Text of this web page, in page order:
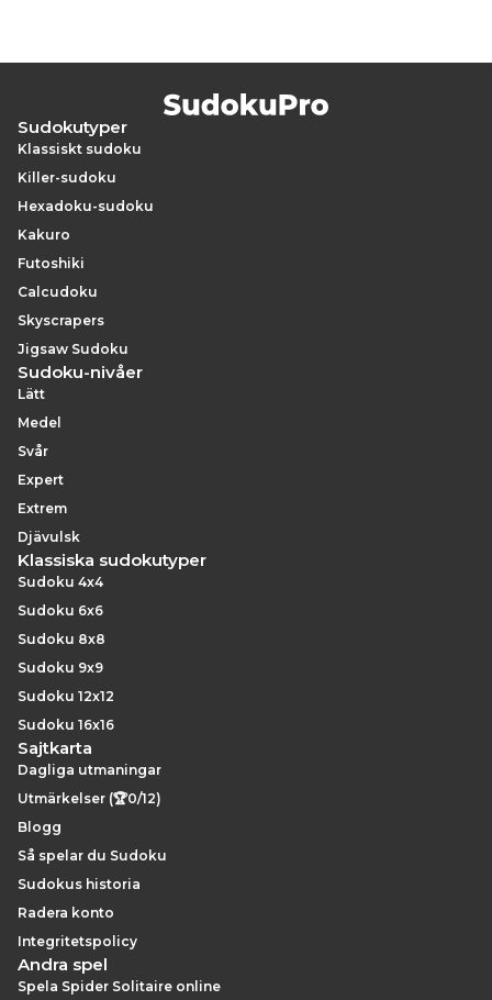
Sudokutyper
Klassiskt sudoku
Killer-sudoku
Hexadoku-sudoku
Kakuro
Futoshiki
Calcudoku
Skyscrapers
Jigsaw Sudoku
Sudoku-nivåer
Lätt
Medel
Svår
Expert
Extrem
Djävulsk
Klassiska sudokutyper
Sudoku 4x4
Sudoku 6x6
Sudoku 8x8
Sudoku 9x9
Sudoku 12x12
Sudoku 16x16
Sajtkarta
Dagliga utmaningar
Utmärkelser (🏆0/12)
Blogg
Så spelar du Sudoku
Sudokus historia
Radera konto
Integritetspolicy
Andra spel
Spela Spider Solitaire online